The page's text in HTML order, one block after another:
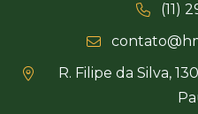
(11)
R. Filipe da Silva,